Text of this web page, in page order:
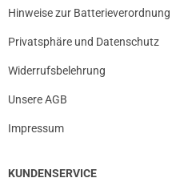
Hinweise zur Batterieverordnung
Privatsphäre und Datenschutz
Widerrufsbelehrung
Unsere AGB
Impressum
KUNDENSERVICE